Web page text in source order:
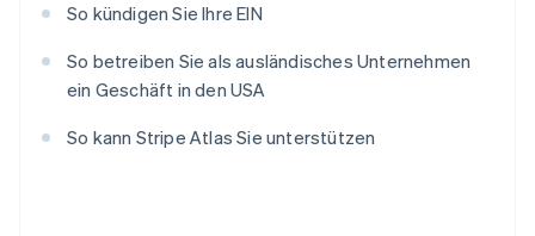
So kündigen Sie Ihre EIN
So betreiben Sie als ausländisches Unternehmen
ein Geschäft in den USA
So kann Stripe Atlas Sie unterstützen